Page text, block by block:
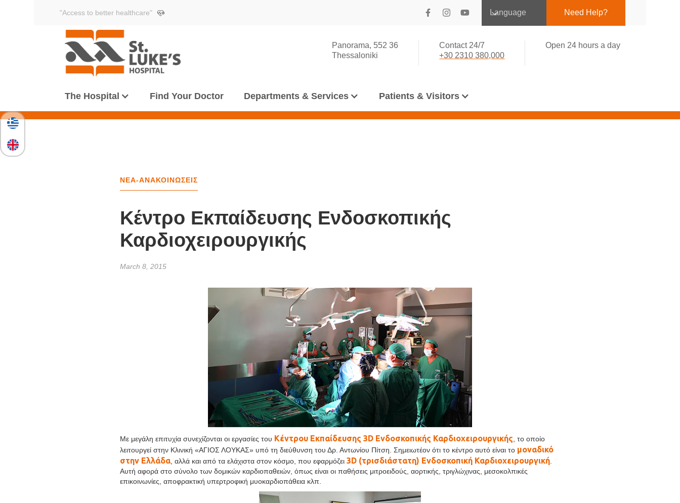
"Access to better healthcare" Language Need Help?
Panorama, 552 36
Thessaloniki
Contact 24/7
+30 2310 380,000
Open 24 hours a day
The Hospital Find Your Doctor Departments & Services Patients & Visitors
ΝΕΑ-ΑΝΑΚΟΙΝΩΣΕΙΣ
Κέντρο Εκπαίδευσης Ενδοσκοπικής
Καρδιοχειρουργικής
March 8, 2015
Με μεγάλη επιτυχία συνεχίζονται οι εργασίες του Κέντρου Εκπαίδευσης 3D Ενδοσκοπικής Καρδιοχειρουργικής , το οποίο
λειτουργεί στην Κλινική «ΑΓΙΟΣ ΛΟΥΚΑΣ» υπό τη διεύθυνση του Δρ. Αντωνίου Πίτση. Σημειωτέον ότι το κέντρο αυτό είναι το μοναδικό
στην Ελλάδα, αλλά και από τα ελάχιστα στον κόσμο, που εφαρμόζει 3D (τρισδιάστατη) Ενδοσκοπική Καρδιοχειρουργική
Αυτή αφορά στο σύνολο των δομικών καρδιοπαθειών, όπως είναι οι παθήσεις μιτροειδούς, αορτικής, τριγλώχινας, μεσοκολπικές
επικοινωνίες, αποφρακτική υπερτροφική μυοκαρδιοπάθεια κλπ.